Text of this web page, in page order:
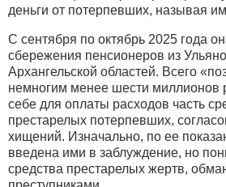
деньги от потерпевших, называя
С сентября по октябрь 2025 года
сбережения пенсионеров из
Архангельской областей. Всего
немногим менее шести миллионов
себе для оплаты расходов часть
престарелых потерпевших,
хищений. Изначально, по ее
введена ими в заблуждение, но
средства престарелых жертв,